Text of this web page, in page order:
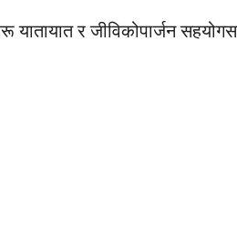
यातायात र जीविकोपार्जन